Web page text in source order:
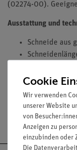
(02274-00).
Ausstattung und
Schneide aus
Cookie
Wir verwenden
unserer Website
von
Anzeigen zu
einzubinden oder
Die